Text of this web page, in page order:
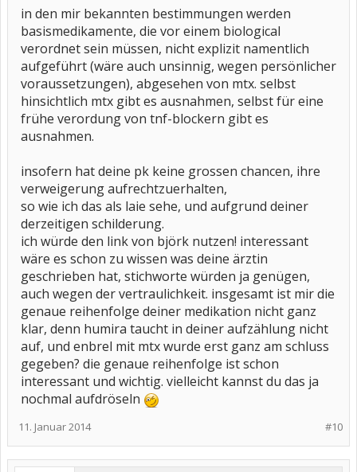
in den mir bekannten bestimmungen werden
basismedikamente, die vor einem biological
verordnet sein müssen, nicht explizit namentlich
aufgeführt (wäre auch unsinnig, wegen persönlicher
voraussetzungen), abgesehen von mtx. selbst
hinsichtlich mtx gibt es ausnahmen, selbst für eine
frühe verordung von tnf-blockern gibt es
ausnahmen.
insofern hat deine pk keine grossen chancen, ihre
verweigerung aufrechtzuerhalten,
so wie ich das als laie sehe, und aufgrund deiner
derzeitigen schilderung.
ich würde den link von björk nutzen! interessant
wäre es schon zu wissen was deine ärztin
geschrieben hat, stichworte würden ja genügen,
auch wegen der vertraulichkeit. insgesamt ist mir die
genaue reihenfolge deiner medikation nicht ganz
klar, denn humira taucht in deiner aufzählung nicht
auf, und enbrel mit mtx wurde erst ganz am schluss
gegeben? die genaue reihenfolge ist schon
interessant und wichtig. vielleicht kannst du das ja
nochmal aufdröseln
#10
11. Januar 2014